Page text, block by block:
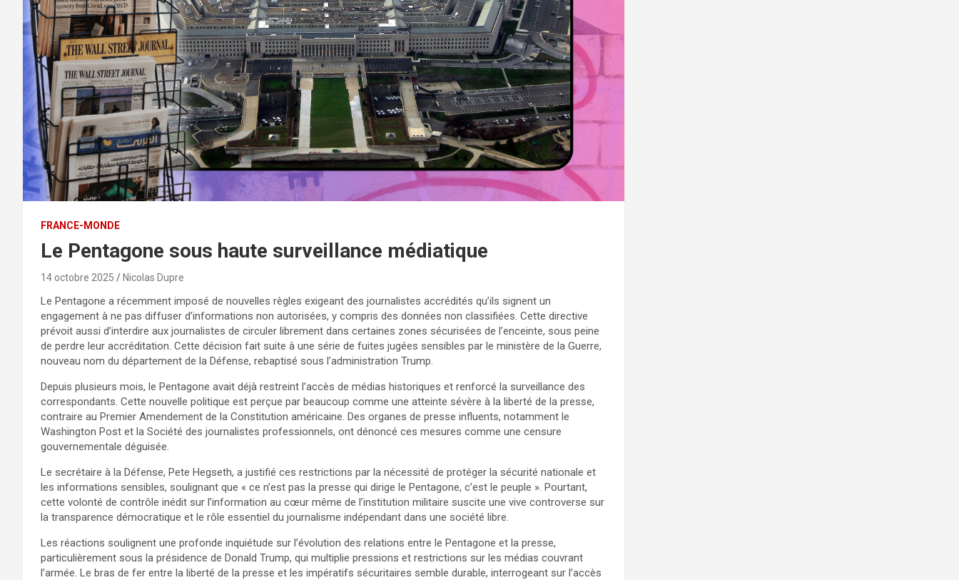
FRANCE-MONDE
Le Pentagone sous haute surveillance médiatique
14 octobre 2025 Nicolas Dupre
Le Pentagone a récemment imposé de nouvelles règles exigeant des journalistes accrédités qu’ils signent un
engagement à ne pas diffuser d’informations non autorisées, y compris des données non classifiées. Cette directive
prévoit aussi d’interdire aux journalistes de circuler librement dans certaines zones sécurisées de l’enceinte, sous peine
de perdre leur accréditation. Cette décision fait suite à une série de fuites jugées sensibles par le ministère de la Guerre,
nouveau nom du département de la Défense, rebaptisé sous l’administration Trump.
Depuis plusieurs mois, le Pentagone avait déjà restreint l’accès de médias historiques et renforcé la surveillance des
correspondants. Cette nouvelle politique est perçue par beaucoup comme une atteinte sévère à la liberté de la presse,
contraire au Premier Amendement de la Constitution américaine. Des organes de presse influents, notamment le
Washington Post et la Société des journalistes professionnels, ont dénoncé ces mesures comme une censure
gouvernementale déguisée.
Le secrétaire à la Défense, Pete Hegseth, a justifié ces restrictions par la nécessité de protéger la sécurité nationale et
les informations sensibles, soulignant que « ce n’est pas la presse qui dirige le Pentagone, c’est le peuple ». Pourtant,
cette volonté de contrôle inédit sur l’information au cœur même de l’institution militaire suscite une vive controverse sur
la transparence démocratique et le rôle essentiel du journalisme indépendant dans une société libre.
Les réactions soulignent une profonde inquiétude sur l’évolution des relations entre le Pentagone et la presse,
particulièrement sous la présidence de Donald Trump, qui multiplie pressions et restrictions sur les médias couvrant
l’armée. Le bras de fer entre la liberté de la presse et les impératifs sécuritaires semble durable, interrogeant sur l’accès